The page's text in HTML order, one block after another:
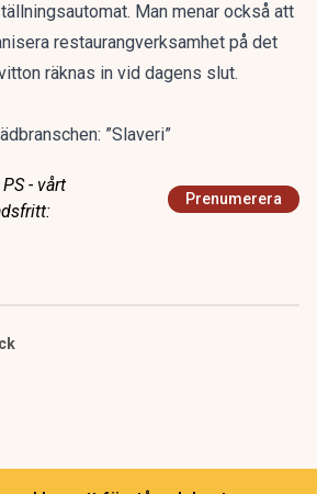
Man menar också att
restaurangverksamhet på det
räknas in vid dagens slut.
”Slaveri”
- vårt
Prenumerera